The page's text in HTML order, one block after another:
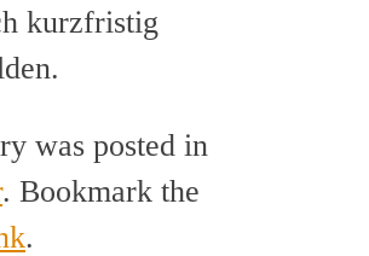
kurzfristig
was posted in
. Bookmark the
.